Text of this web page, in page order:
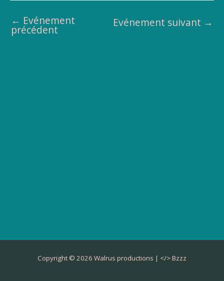
← Evénement
précédent
Evénement suivant →
Copyright © 2026 Walrus productions | </>Bzzz